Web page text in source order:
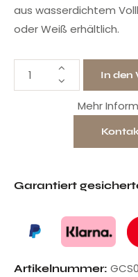
aus wasserdichtem
oder Weiß erhältlich.
In den
Mehr
Garantiert
Artikelnummer: